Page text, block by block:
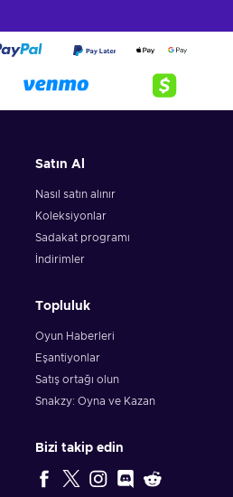
Satın Al
Nasıl satın alınır
Koleksiyonlar
Sadakat programı
İndirimler
Topluluk
Oyun Haberleri
Eşantiyonlar
Satış ortağı olun
Snakzy: Oyna ve Kazan
Bizi takip edin